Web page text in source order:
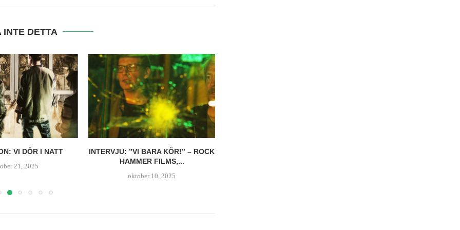
INTE DETTA
BARA KÖR!” – ROCK
HET TRAILER: SNART ÄR DEN
FÖRSTA AI-ANIMERADE